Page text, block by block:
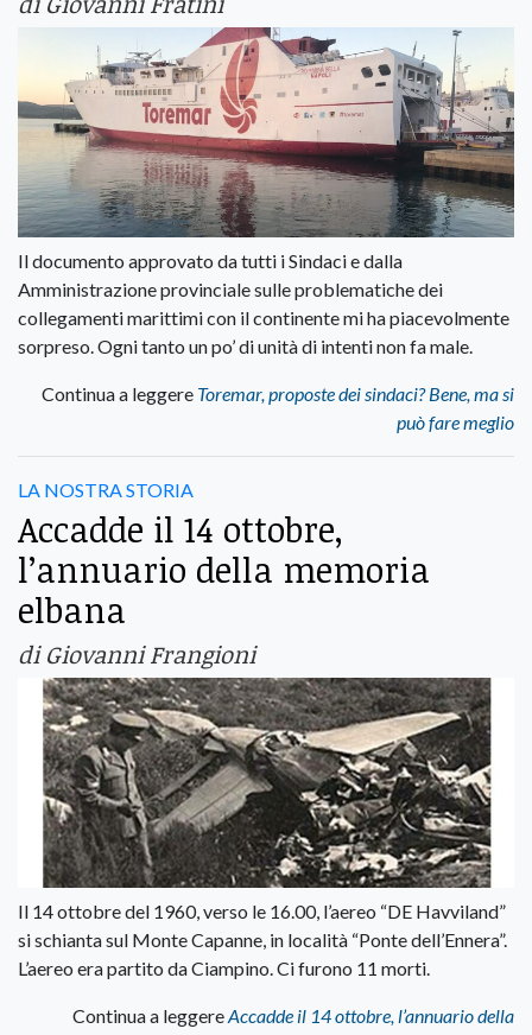
Il documento approvato da tutti i Sindaci e dalla
Amministrazione provinciale sulle problematiche dei
collegamenti marittimi con il continente mi ha piacevolmente
sorpreso. Ogni tanto un po’ di unità di intenti non fa male.
Continua a leggere Toremar, proposte dei sindaci? Bene, ma si
può fare meglio
LA NOSTRA STORIA
Accadde il 14 ottobre,
l’annuario della memoria
elbana
di Giovanni Frangioni
Il 14 ottobre del 1960, verso le 16.00, l’aereo “DE Havviland”
si schianta sul Monte Capanne, in località “Ponte dell’Ennera”.
L’aereo era partito da Ciampino. Ci furono 11 morti.
Continua a leggereAccadde il 14 ottobre, l’annuario della